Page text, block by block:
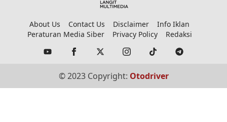
About Us Contact Us Disclaimer
Info Iklan
Peraturan Media Siber
Privacy Policy Redaksi
© 2023 Copyright: Otodriver